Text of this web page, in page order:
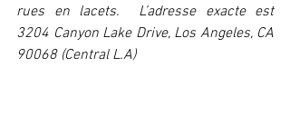
rues en lacets.  L’adresse exacte est
3204 Canyon Lake Drive, Los Angeles, CA
90068 (Central L.A)